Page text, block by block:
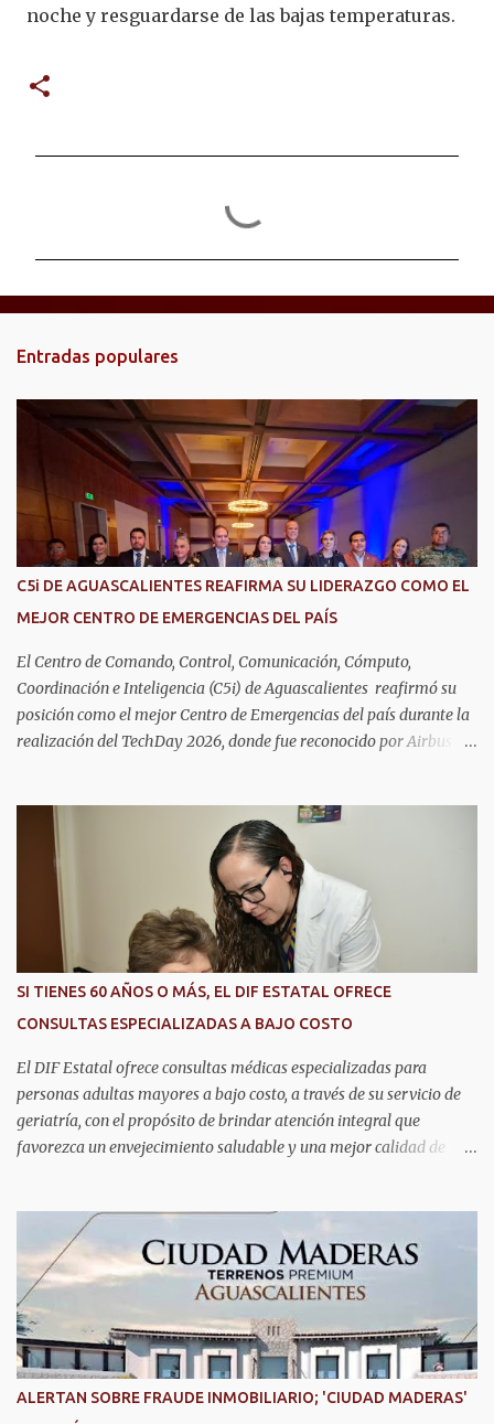
noche y resguardarse de las bajas temperaturas.
n
t
s
Entradas populares
C5i DE AGUASCALIENTES REAFIRMA SU LIDERAZGO COMO EL
MEJOR CENTRO DE EMERGENCIAS DEL PAÍS
El Centro de Comando, Control, Comunicación, Cómputo,
Coordinación e Inteligencia (C5i) de Aguascalientes reafirmó su
posición como el mejor Centro de Emergencias del país durante la
realización del TechDay 2026, donde fue reconocido por Airbus
seguridad pública y la atención de emergencias. Este encuentro
reunió a autoridades, especialistas nacionales e internacionales y
representantes de instituciones de seguridad para intercambiar
conocimientos y conocer las tendencias más avanzadas en la
materia. La titular del C5i, Michelle Olmos Álvarez, señaló que este
reconocimiento es resultado de la capacidad operativa, la
infraestructura tecnológica de vanguardia y los modelos
innovadores de coordinación institucional que distinguen al C5i de
Aguascalientes, posicionándose como un referente nacional en
materia de atención de emergencias. "Bajo el liderazgo de la
SI TIENES 60 AÑOS O MÁS, EL DIF ESTATAL OFRECE
CONSULTAS ESPECIALIZADAS A BAJO COSTO
El DIF Estatal ofrece consultas médicas especializadas para
personas adultas mayores a bajo costo, a través de su servicio de
geriatría, con el propósito de brindar atención integral que
favorezca un envejecimiento saludable y una mejor calidad de
fundamentalmente en la prevención, el diagnóstico y tratamiento
de las enfermedades más comunes en las personas mayores de 60
años, como diabetes, hipertensión, deterioro cognitivo y
alzhéimer, entre otros padecimientos. "Nuestros adultos mayores
son el corazón de muchas familias y merecen todo nuestro respeto,
cuidado y reconocimiento; por eso, en el DIF Estatal impulsamos
servicios que les ayuden a cuidar su salud y a vivir esta etapa con
la atención y el acompañamiento que necesitan", señaló la
ALERTAN SOBRE FRAUDE INMOBILIARIO; 'CIUDAD MADERAS'